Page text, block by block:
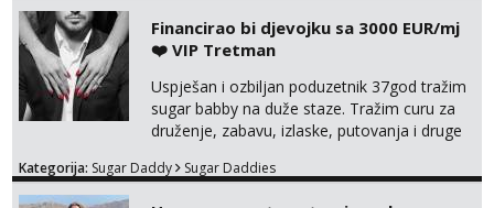
Financirao bi djevojku sa 3000 EUR/mj
❤️ VIP Tretman
Uspješan i ozbiljan poduzetnik 37god tražim
sugar babby na duže staze. Tražim curu za
druženje, zabavu, izlaske, putovanja i druge
otvorena, komunikativna, zgodna i atraktivna
Kategorija: Sugar Daddy Sugar Daddies